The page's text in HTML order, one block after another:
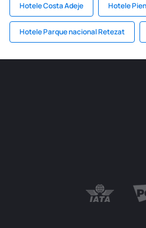
Hotele Costa Adeje Hotele
Hotele Parque nacional Retezat